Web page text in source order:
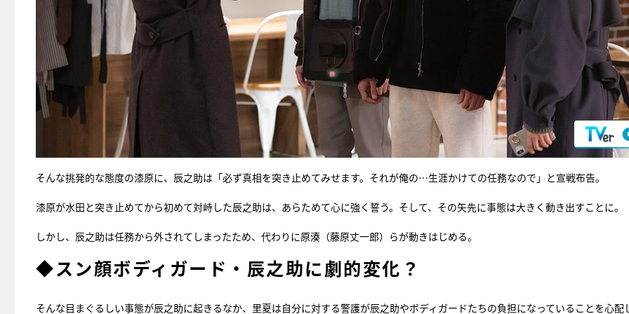
そんな挑発的な態度の漆原に、辰之助は「必ず真相を突き止めてみせます。それが俺の…生涯かけての任務なので」と宣戦布告。
漆原が水田と突き止めてから初めて対峙した辰之助は、あらためて心に強く誓う。そして、その矢先に事態は大きく動き出すことに。
しかし、辰之助は任務から外されてしまったため、代わりに原湊（藤原丈一郎）らが動きはじめる。
◆スン顔ボディガード・辰之助に劇的変化？
そんな目まぐるしい事態が辰之助に起きるなか、里夏は自分に対する警護が辰之助やボディガードたちの負担になっていることを心配